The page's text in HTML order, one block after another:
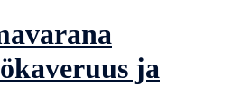
ja